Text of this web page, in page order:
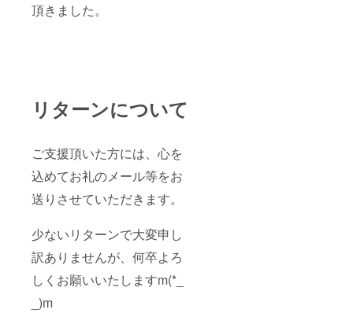
頂きました。
リターンについて
ご支援頂いた方には、心を
込めてお礼のメール等をお
送りさせていただきます。
少ないリターンで大変申し
訳ありませんが、何卒よろ
しくお願いいたしますm(*_
_)m